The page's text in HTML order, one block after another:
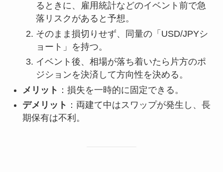
るときに、雇用統計などのイベント前で急
落リスクがあると予想。
そのまま損切りせず、同量の「USD/JPYシ
ョート」を持つ。
イベント後、相場が落ち着いたら片方のポ
ジションを決済して方向性を決める。
メリット ：損失を一時的に固定できる。
デメリット ：両建て中はスワップが発生し、長
期保有は不利。